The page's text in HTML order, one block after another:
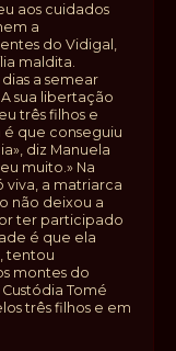
aos cuidados
a
do Vidigal,
maldita.
a semear
sua libertação
três filhos e
é que conseguiu
diz Manuela
muito.» Na
viva, a matriarca
não deixou a
ter participado
é que ela
tentou
montes do
Tomé
três filhos e em